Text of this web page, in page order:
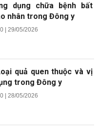
dụng chữa bệnh bất
nhân trong Đông y
| 29/05/2026
quả quen thuộc và vị
trong Đông y
| 28/05/2026